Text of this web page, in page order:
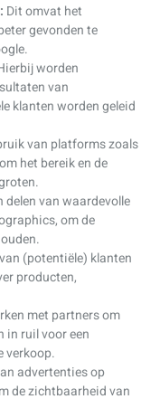
Dit omvat het
gevonden te
worden
van
klanten worden geleid
van platforms zoals
het bereik en de
delen van waardevolle
om de
(potentiële) klanten
producten,
met partners om
in ruil voor een
verkoop.
advertenties op
de zichtbaarheid van